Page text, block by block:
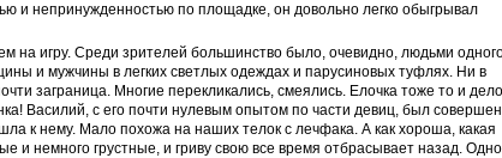
и непринужденностью по площадке, он довольно легко обыгрывал
на игру. Среди зрителей большинство было, очевидно, людьми
и мужчины в легких светлых одеждах и парусиновых туфлях. Ни в
заграница. Многие перекликались, смеялись. Елочка тоже то и дело
Василий, с его почти нулевым опытом по части девиц, был
к нему. Мало похожа на наших телок с лечфака. А как хороша, какая
и немного грустные, и гриву свою все время отбрасывает назад. Одно